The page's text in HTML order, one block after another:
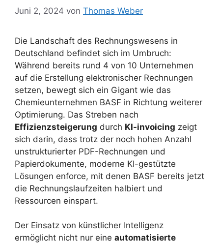
Juni 2, 2024 von Thomas Weber
Die Landschaft des Rechnungswesens in
Deutschland befindet sich im Umbruch:
Während bereits rund 4 von 10 Unternehmen
auf die Erstellung elektronischer Rechnungen
setzen, bewegt sich ein Gigant wie das
Chemieunternehmen BASF in Richtung weiterer
Optimierung. Das Streben nach
Effizienzsteigerung durch KI-invoicing zeigt
sich darin, dass trotz der noch hohen Anzahl
unstrukturierter PDF-Rechnungen und
Papierdokumente, moderne KI-gestützte
Lösungen enforce, mit denen BASF bereits jetzt
die Rechnungslaufzeiten halbiert und
Ressourcen einspart.
Der Einsatz von künstlicher Intelligenz
ermöglicht nicht nur eine automatisierte